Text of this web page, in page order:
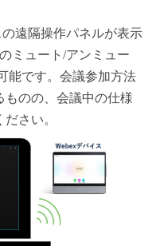
遠隔操作パネルが表示
ミュート/アンミュー
能です。会議参加方法
ものの、会議中の仕様
さい。